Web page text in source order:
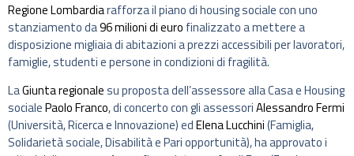
Regione Lombardiarafforza il piano di housing sociale con uno
stanziamento da96 milioni di euro finalizzato a mettere a
disposizione migliaia di abitazioni a prezzi accessibili per lavoratori,
famiglie, studenti e persone in condizioni di fragilità.
LaGiunta regionalesu proposta dell’assessore alla Casa e Housing
socialePaolo Franco, di concerto con gli assessoriAlessandro Fermi
(Università, Ricerca e Innovazione) edElena Lucchini(Famiglia,
Solidarietà sociale, Disabilità e Pari opportunità), ha approvato i